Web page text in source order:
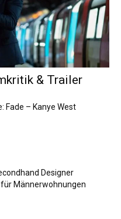
& Trailer
Fade – Kanye West
Designer
Männerwohnungen